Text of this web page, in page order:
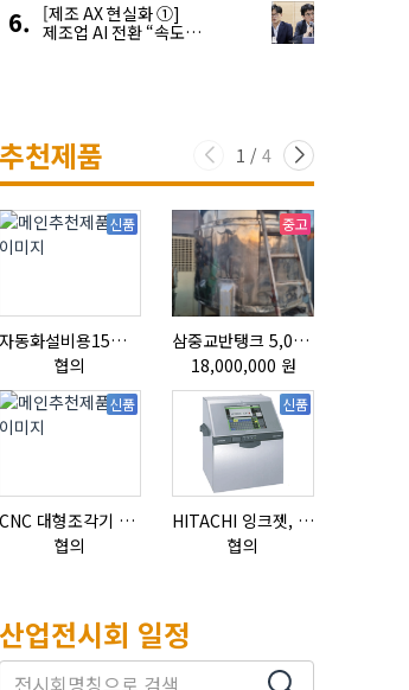
[제조 AX 현실화 ①]
제조업 AI 전환 “속도와
추천제품 1 / 4
신품
자동화설비용15ml자동주입기
협의
중고
삼중교반탱크 5,000L
18,000,000 원
신품
CNC 대형조각기 K-2040B
협의
신품
HITACHI 잉크젯, RX2-BD160S
협의
산업전시회 일정